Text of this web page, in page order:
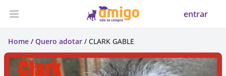
Abrir menu entrar
Home / Quero adotar / CLARK GABLE